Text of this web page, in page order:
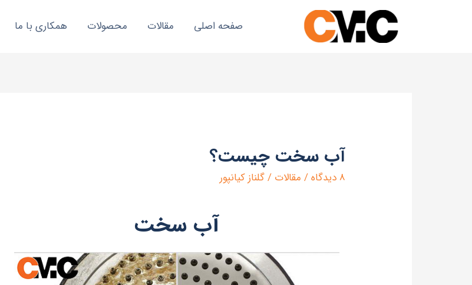
صفحه اصلی مقالات محصولات همکاری با ما
آب سخت چیست؟
8 دیدگاه / مقالات /گلناز کیانپور
آب سخت